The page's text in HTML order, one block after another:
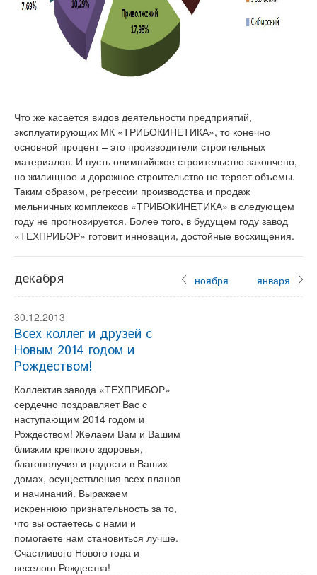
Что же касается видов деятельности предприятий,
эксплуатирующих МК «ТРИБОКИНЕТИКА», то конечно
основной процент – это производители строительных
материалов. И пусть олимпийское строительство закончено,
но жилищное и дорожное строительство не теряет объемы.
Таким образом, регрессии производства и продаж
мельничных комплексов «ТРИБОКИНЕТИКА» в следующем
году не прогнозируется. Более того, в будущем году завод
«ТЕХПРИБОР» готовит инновации, достойные восхищения.
ноября января
декабря
30.12.2013
Всех коллег и друзей с
Новым 2014 годом и
Рождеством!
Коллектив завода «ТЕХПРИБОР»
сердечно поздравляет Вас с
наступающим 2014 годом и
Рождеством! Желаем Вам и Вашим
близким крепкого здоровья,
благополучия и радости в Ваших
домах, осуществления всех планов
и начинаний. Выражаем
искреннюю признательность за то,
что вы остаетесь с нами и
помогаете нам становиться лучше.
Счастливого Нового года и
веселого Рождества!